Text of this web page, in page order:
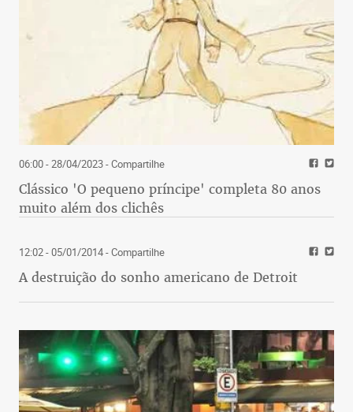
06:00 - 28/04/2023- Compartilhe
Clássico 'O pequeno príncipe' completa 80 anos
muito além dos clichês
12:02 - 05/01/2014- Compartilhe
A destruição do sonho americano de Detroit